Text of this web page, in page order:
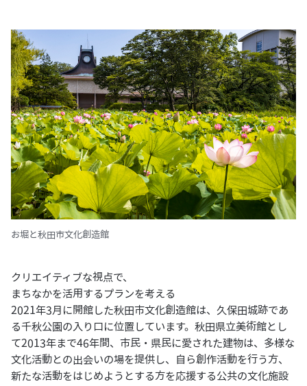
お堀と秋田市文化創造館
クリエイティブな視点で、
まちなかを活用するプランを考える
2021年3月に開館した秋田市文化創造館は、久保田城跡であ
る千秋公園の入り口に位置しています。秋田県立美術館とし
て2013年まで46年間、市民・県民に愛された建物は、多様な
文化活動との出会いの場を提供し、自ら創作活動を行う方、
新たな活動をはじめようとする方を応援する公共の文化施設